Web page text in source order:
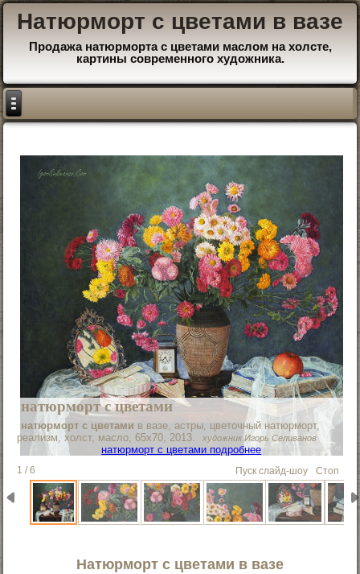
Натюрморт с цветами в вазе
Продажа натюрморта с цветами маслом на холсте,
картины современного художника.
натюрморт с цветами
натюрморт с цветами в вазе, астры, цветочный натюрморт,
реализм, холст, масло, 65х70, 2013.
художник Игорь Селиванов
натюрморт с цветами подробнее
1 / 6 Пуск слайд-шоу Стоп
Натюрморт с цветами в вазе